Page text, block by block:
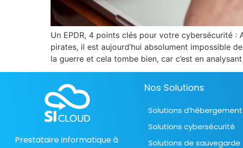
Un EPDR, 4 points clés pour votre cybersécurité
pirates, il est aujourd’hui absolument impossible
la guerre et cela tombe bien, car c’est en
Prestataire informatique à
Nos Solutions
Solutions d’hébergement
Solutions cybersécurité
Solutions de sauvegarde